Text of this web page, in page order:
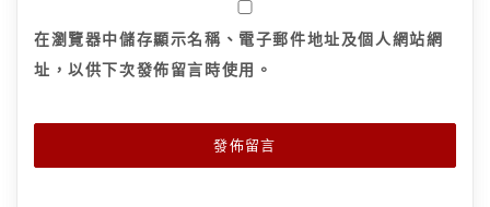
在瀏覽器中儲存顯示名稱、電子郵件地址及個人網站網
址，以供下次發佈留言時使用。